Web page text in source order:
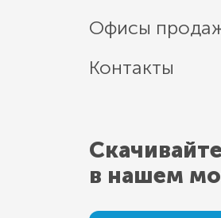
Офисы
Контакты
в нашем